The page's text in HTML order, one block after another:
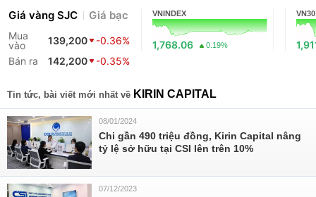
Giá vàng SJC Giá bạc
Mua
vào
139,200
-0.36%
Bán ra
142,200 -0.35%
VNINDEX
1,768.06 0.19%
VN30
Tin tức, bài viết mới nhất về KIRIN CAPITAL
08/01/2024
Chi gần 490 triệu đồng, Kirin Capital nâng
tỷ lệ sở hữu tại CSI lên trên 10%
07/12/2023